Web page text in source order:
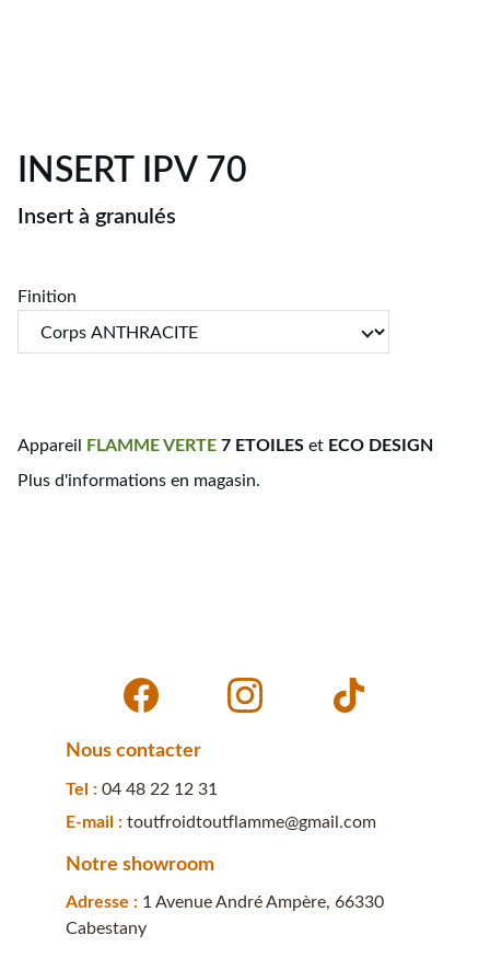
INSERT IPV 70
Insert à granulés
Finition
Appareil FLAMMEVERTE 7 ETOILES et ECO DESIGN
Plus d'informations en magasin.
E-mail : toutfroidtoutflamme@gmail.com
Tel : 04 48 22 12 31
Adresse : 1 Avenue André Ampère, 66330
Cabestany
Notre showroom
Nous contacter